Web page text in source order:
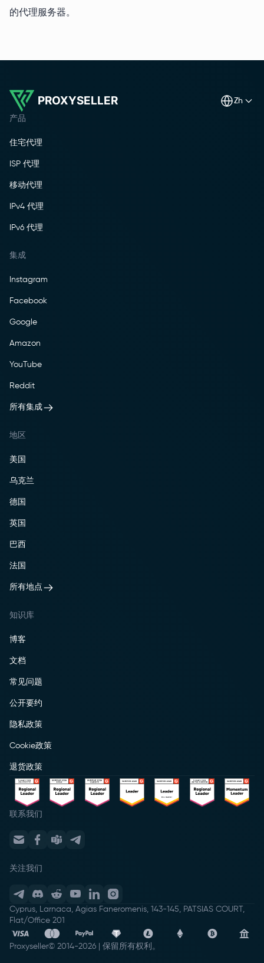
的代理服务器。
PROXYSELLER zh
产品
住宅代理
ISP 代理
移动代理
IPv4 代理
IPv6 代理
集成
Instagram
Facebook
Google
Amazon
YouTube
Reddit
所有集成
地区
美国
乌克兰
德国
英国
巴西
法国
所有地点
知识库
博客
文档
常见问题
公开要约
隐私政策
Cookie政策
退货政策
联系我们
关注我们
Cyprus, Larnaca, Agias Faneromenis, 143-145, PATSIAS COURT,
Flat/Office 201
Proxyseller© 2014-2026 保留所有权利。